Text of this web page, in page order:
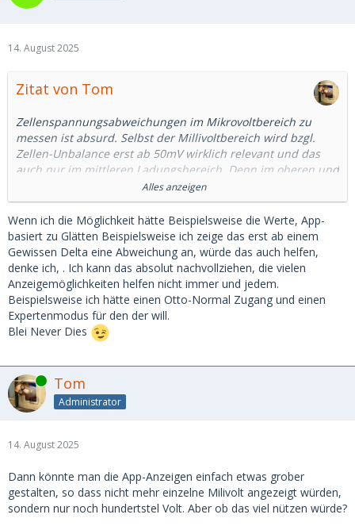
14. August 2025
Zitat von Tom
Zellenspannungsabweichungen im Mikrovoltbereich zu
messen ist absurd. Selbst der Millivoltbereich wird bzgl.
Zellen-Unbalance erst ab 50mV wirklich relevant und das
auch nur im mittleren Ladungsbereich. Denn im oberen und
unteren Ladungsbereich laufen die Zellenspannungen ja
wegen der immer etwas verschiedenen Zellenkapazitäten
zwangsläufig auseinander. Das ist aberkeineZellen-
Unbalance, sondern einfach der LFP-Kennlinie geschuldet
und entsprechend auch nicht ausgleichbar.
Der eigentliche Kern des "Balance-Problems" besteht ja
einerseits aus der heutigen Möglichkeit die
Zellenspannungen bis hinunter auf 1mV genau angezeigt zu
bekommen und andererseits aus der verbreiteten
Unfähigkeit, die gemessenen Zellenspannungswerte korrekt
Abweichung ein Problem darstellt, ist man nur dann
zufrieden, wenn man entweder keinerlei Abweichung hat,
oder sie nicht sehen kann.
Oh, wie glücklich waren wir doch mit diesen widerlichen
Bleibatterien, die schwer waren, nichts von der Roste zogen
und schnell verschlissen.
Warum?
Alles anzeigen
Wenn ich die Möglichkeit hätte Beispielsweise die Werte, App-
basiert zu Glätten Beispielsweise ich zeige das erst ab einem
Gewissen Delta eine Abweichung an, würde das auch helfen,
denke ich, . Ich kann das absolut nachvollziehen, die vielen
Anzeigemöglichkeiten helfen nicht immer und jedem.
Beispielsweise ich hätte einen Otto-Normal Zugang und einen
Expertenmodus für den der will.
Blei Never Dies
Online Tom
Administrator
14. August 2025
Dann könnte man die App-Anzeigen einfach etwas grober
gestalten, so dass nicht mehr einzelne Milivolt angezeigt würden,
sondern nur noch hundertstel Volt. Aber ob das viel nützen würde?